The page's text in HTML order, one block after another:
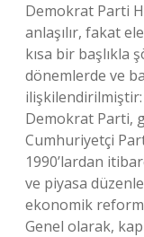
Demokrat Parti
anlaşılır, fakat
kısa bir başlıkla
dönemlerde ve
ilişkilendirilmiştir:
Demokrat Parti,
Cumhuriyetçi
1990’lardan
ve piyasa
ekonomik
Genel olarak,